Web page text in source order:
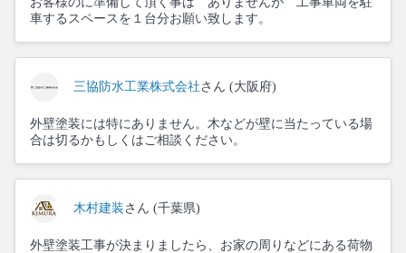
車するスペースを１台分お願い致します。
三協防水工業株式会社 さん (大阪府)
外壁塗装には特にありません。木などが壁に当たっている場
合は切るかもしくはご相談ください。
木村建装 さん (千葉県)
外壁塗装工事が決まりましたら、お家の周りなどにある荷物